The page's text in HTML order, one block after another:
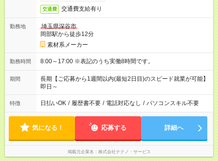
交通費 交通費支給有り
勤務地
埼玉県深谷市
岡部駅から徒歩12分
素材系メーカー
勤務時間 8:00～17:00 ※表記のうち実働8時間です。
期間
長期【ご応募から1週間以内(最短2日目)のスピード就業が可能】
即日～
特徴 日払いOK / 履歴書不要 / 電話対応なし / パソコンスキル不要
気になる！ 応募する 詳細へ
掲載元企業名 株式会社テクノ・サービス